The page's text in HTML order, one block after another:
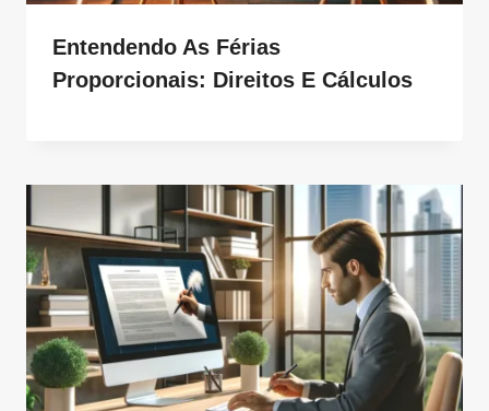
Entendendo As Férias
Proporcionais: Direitos E Cálculos